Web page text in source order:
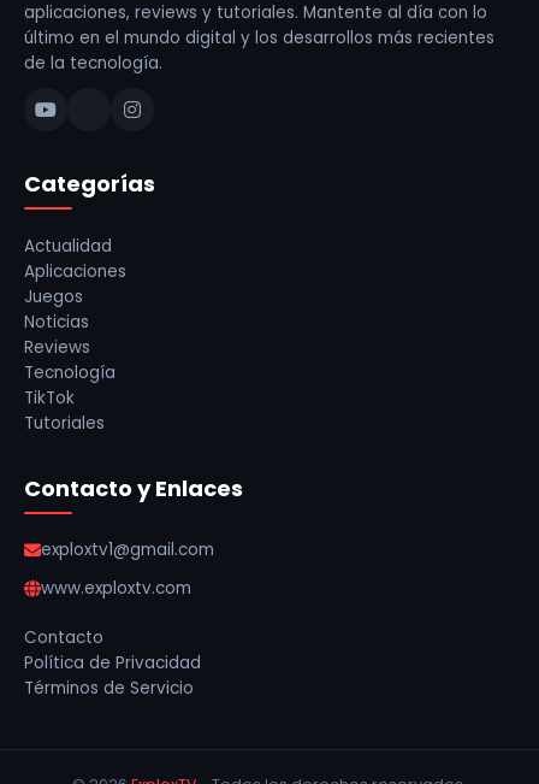
aplicaciones, reviews y tutoriales. Mantente al día con lo
último en el mundo digital y los desarrollos más recientes
de la tecnología.
Categorías
Actualidad
Aplicaciones
Juegos
Noticias
Reviews
Tecnología
TikTok
Tutoriales
Contacto y Enlaces
exploxtv1@gmail.com
www.exploxtv.com
Contacto
Política de Privacidad
Términos de Servicio